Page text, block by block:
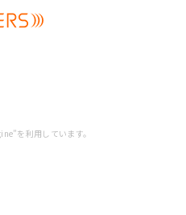
を利用しています。